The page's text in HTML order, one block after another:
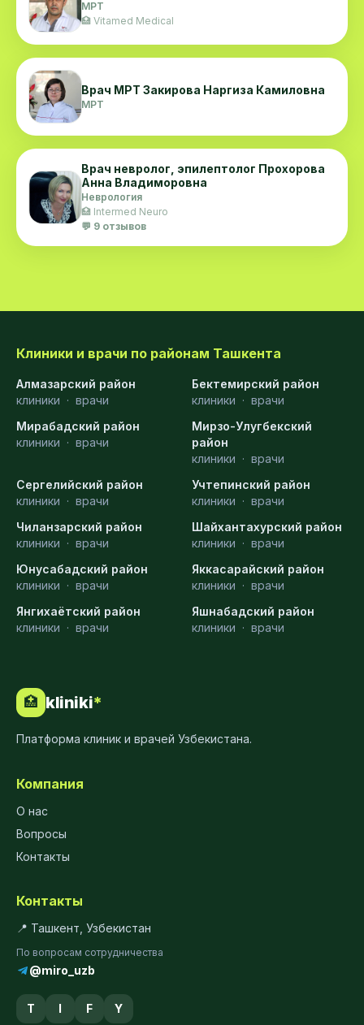
МРТ
🏥 Vitamed Medical
Врач МРТ Закирова Наргиза Камиловна
МРТ
Врач невролог, эпилептолог Прохорова
Анна Владиморовна
Неврология
🏥 Intermed Neuro
💬 9 отзывов
Клиники и врачи по районам Ташкента
Алмазарский район
клиники · врачи
Бектемирский район
клиники · врачи
Мирабадский район
клиники · врачи
Мирзо-Улугбекский
район
клиники · врачи
Сергелийский район
клиники · врачи
Учтепинский район
клиники · врачи
Чиланзарский район
клиники · врачи
Шайхантахурский район
клиники · врачи
Юнусабадский район
клиники · врачи
Яккасарайский район
клиники · врачи
Янгихаётский район
клиники · врачи
Яшнабадский район
клиники · врачи
🏥 kliniki*
Платформа клиник и врачей Узбекистана.
Компания
О нас
Вопросы
Контакты
Контакты
📍 Ташкент, Узбекистан
По вопросам сотрудничества
@miro_uzb
T I F Y